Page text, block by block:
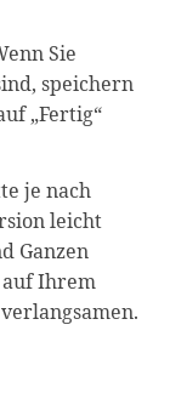
Sie
speichern
„Fertig“
je nach
leicht
Ganzen
auf Ihrem